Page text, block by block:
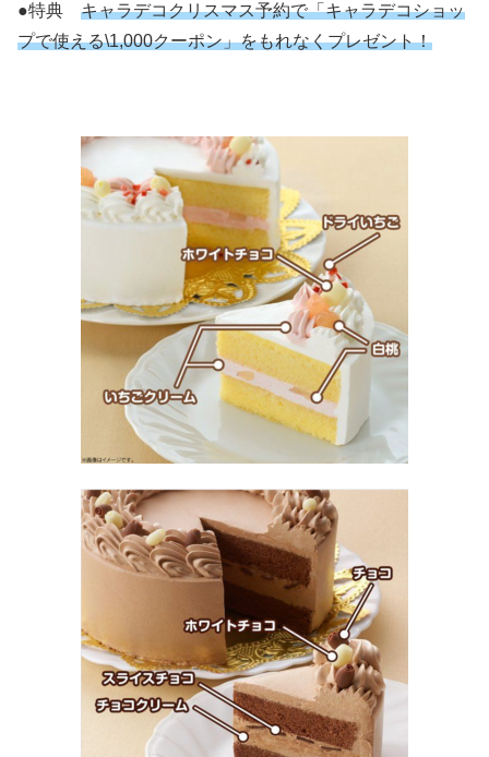
●特典 キャラデコクリスマス予約で「キャラデコショッ
プで使える\1,000クーポン」をもれなくプレゼント！